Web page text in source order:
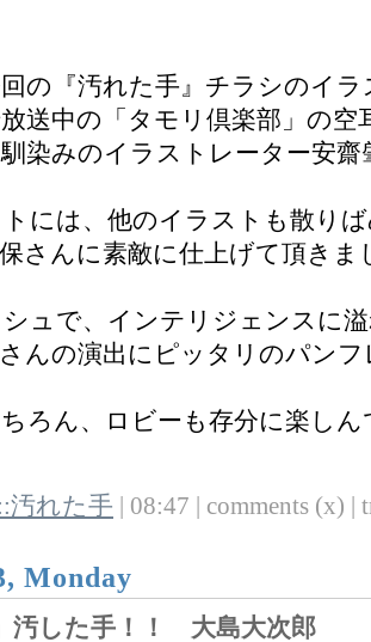
の『汚れた手』チラシのイ
送中の「タモリ倶楽部」の空
染みのイラストレーター安
には、他のイラストも散り
さんに素敵に仕上げて頂きま
ュで、インテリジェンスに
んの演出にピッタリのパン
ろん、ロビーも存分に楽し
汚れた手 | 08:47 | comments (x) |
Monday
汚した手！！ 大島大次郎